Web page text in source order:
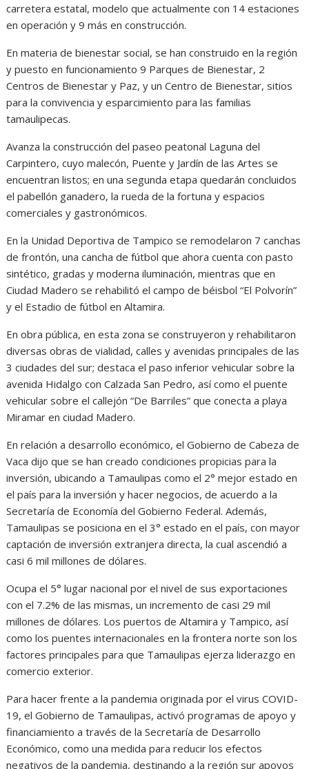
carretera estatal, modelo que actualmente con 14 estaciones
en operación y 9 más en construcción.
En materia de bienestar social, se han construido en la región
y puesto en funcionamiento 9 Parques de Bienestar, 2
Centros de Bienestar y Paz, y un Centro de Bienestar, sitios
para la convivencia y esparcimiento para las familias
tamaulipecas.
Avanza la construcción del paseo peatonal Laguna del
Carpintero, cuyo malecón, Puente y Jardín de las Artes se
encuentran listos; en una segunda etapa quedarán concluidos
el pabellón ganadero, la rueda de la fortuna y espacios
comerciales y gastronómicos.
En la Unidad Deportiva de Tampico se remodelaron 7 canchas
de frontón, una cancha de fútbol que ahora cuenta con pasto
sintético, gradas y moderna iluminación, mientras que en
Ciudad Madero se rehabilitó el campo de béisbol “El Polvorín”
y el Estadio de fútbol en Altamira.
En obra pública, en esta zona se construyeron y rehabilitaron
diversas obras de vialidad, calles y avenidas principales de las
3 ciudades del sur; destaca el paso inferior vehicular sobre la
avenida Hidalgo con Calzada San Pedro, así como el puente
vehicular sobre el callejón “De Barriles” que conecta a playa
Miramar en ciudad Madero.
En relación a desarrollo económico, el Gobierno de Cabeza de
Vaca dijo que se han creado condiciones propicias para la
inversión, ubicando a Tamaulipas como el 2° mejor estado en
el país para la inversión y hacer negocios, de acuerdo a la
Secretaría de Economía del Gobierno Federal. Además,
Tamaulipas se posiciona en el 3° estado en el país, con mayor
captación de inversión extranjera directa, la cual ascendió a
casi 6 mil millones de dólares.
Ocupa el 5° lugar nacional por el nivel de sus exportaciones
con el 7.2% de las mismas, un incremento de casi 29 mil
millones de dólares. Los puertos de Altamira y Tampico, así
como los puentes internacionales en la frontera norte son los
factores principales para que Tamaulipas ejerza liderazgo en
comercio exterior.
Para hacer frente a la pandemia originada por el virus COVID-
19, el Gobierno de Tamaulipas, activó programas de apoyo y
financiamiento a través de la Secretaría de Desarrollo
Económico, como una medida para reducir los efectos
negativos de la pandemia, destinando a la región sur apoyos